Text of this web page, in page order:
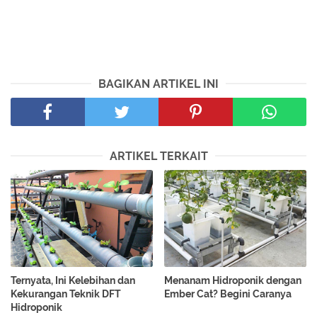
BAGIKAN ARTIKEL INI
ARTIKEL TERKAIT
Ternyata, Ini Kelebihan dan
Kekurangan Teknik DFT
Hidroponik
Menanam Hidroponik dengan
Ember Cat? Begini Caranya